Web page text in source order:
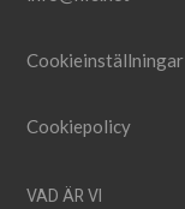
Cookieinställningar
Cookiepolicy
VAD ÄR VI